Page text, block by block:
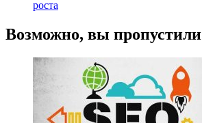
роста
Возможно, вы пропустили